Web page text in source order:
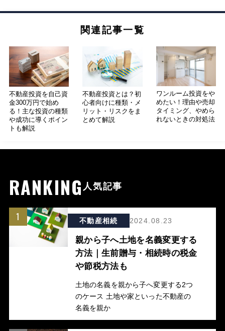
関連記事一覧
不動産投資を自己資
金300万円で始め
る！主な投資の種類
や成功に導くポイン
トも解説
不動産投資とは？初
心者向けに種類・メ
リット・リスクをま
とめて解説
ワンルーム投資をや
めたい！理由や売却
タイミング、やめら
れないときの対処法
RANKING 人気記事
1 不動産相続 2024.08.23
親から子へ土地を名義変更する
方法｜生前贈与・相続時の税金
や節税方法も
土地の名義を親から子へ変更する2つ
のケース 土地や家といった不動産の
名義を親か